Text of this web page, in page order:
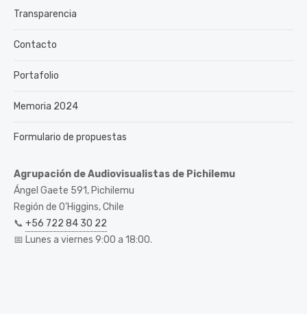
Transparencia
Contacto
Portafolio
Memoria 2024
Formulario de propuestas
Agrupación de Audiovisualistas de Pichilemu
Ángel Gaete 591, Pichilemu
Región de O’Higgins, Chile
📞 +56 722 84 30 22
📅 Lunes a viernes 9:00 a 18:00.